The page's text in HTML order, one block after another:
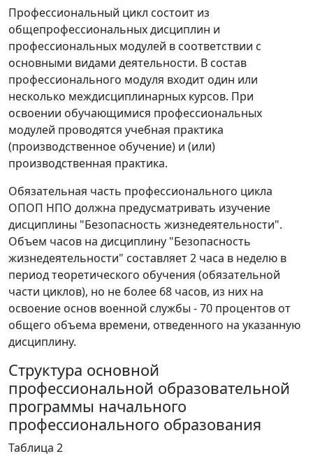
Профессиональный цикл состоит из
общепрофессиональных дисциплин и
профессиональных модулей в соответствии с
основными видами деятельности. В состав
профессионального модуля входит один или
несколько междисциплинарных курсов. При
освоении обучающимися профессиональных
модулей проводятся учебная практика
(производственное обучение) и (или)
производственная практика.
Обязательная часть профессионального цикла
ОПОП НПО должна предусматривать изучение
дисциплины "Безопасность жизнедеятельности".
Объем часов на дисциплину "Безопасность
жизнедеятельности" составляет 2 часа в неделю в
период теоретического обучения (обязательной
части циклов), но не более 68 часов, из них на
освоение основ военной службы - 70 процентов от
общего объема времени, отведенного на указанную
дисциплину.
Структура основной
профессиональной образовательной
программы начального
профессионального образования
Таблица 2